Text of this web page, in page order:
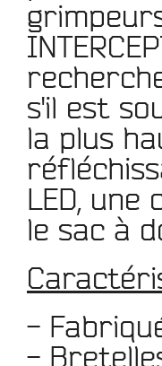
s'il est
la plus
LED, une
le sac à
-
-